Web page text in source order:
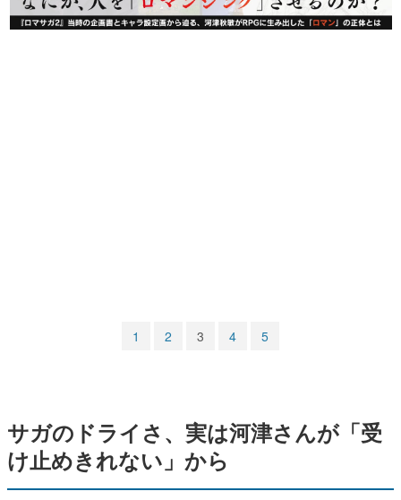
マンガ
1 2 3 4 5
サガのドライさ、実は河津さんが「受
け止めきれない」から